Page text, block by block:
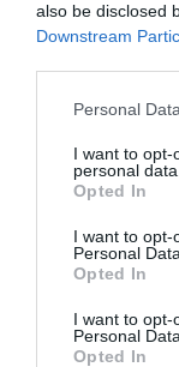
also be disclosed
Downstream
Personal
I want to opt-
personal data.
Opted In
I want to opt-
Personal Data.
Opted In
I want to opt-
Personal
Opted In
Ben Petterman
El Nápoles
de la ropa de